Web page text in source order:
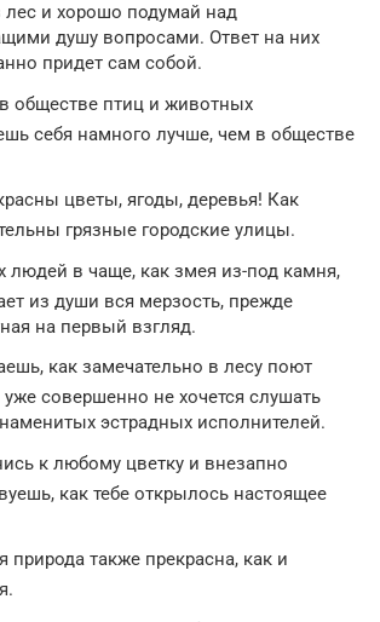
и хорошо подумай над
душу вопросами. Ответ на них
придет сам собой.
обществе птиц и животных
себя намного лучше, чем в обществе
цветы, ягоды, деревья! Как
грязные городские улицы.
людей в чаще, как змея из-под камня,
из души вся мерзость, прежде
на первый взгляд.
как замечательно в лесу поют
совершенно не хочется слушать
эстрадных исполнителей.
к любому цветку и внезапно
как тебе открылось настоящее
природа также прекрасна, как и